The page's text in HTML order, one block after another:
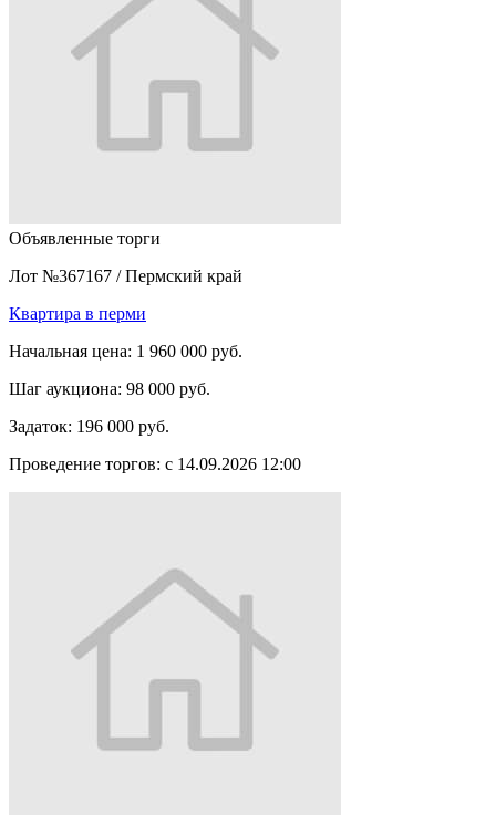
Объявленные торги
Лот №367167 / Пермский край
Квартира в перми
Начальная цена: 1 960 000 руб.
Шаг аукциона: 98 000 руб.
Задаток: 196 000 руб.
Проведение торгов: с 14.09.2026 12:00